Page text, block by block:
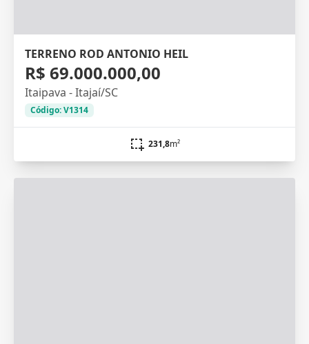
TERRENO ROD ANTONIO HEIL
R$ 69.000.000,00
Itaipava - Itajaí/SC
Código: V1314
231,8m²